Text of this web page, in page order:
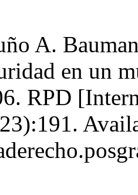
A.
en un
RPD